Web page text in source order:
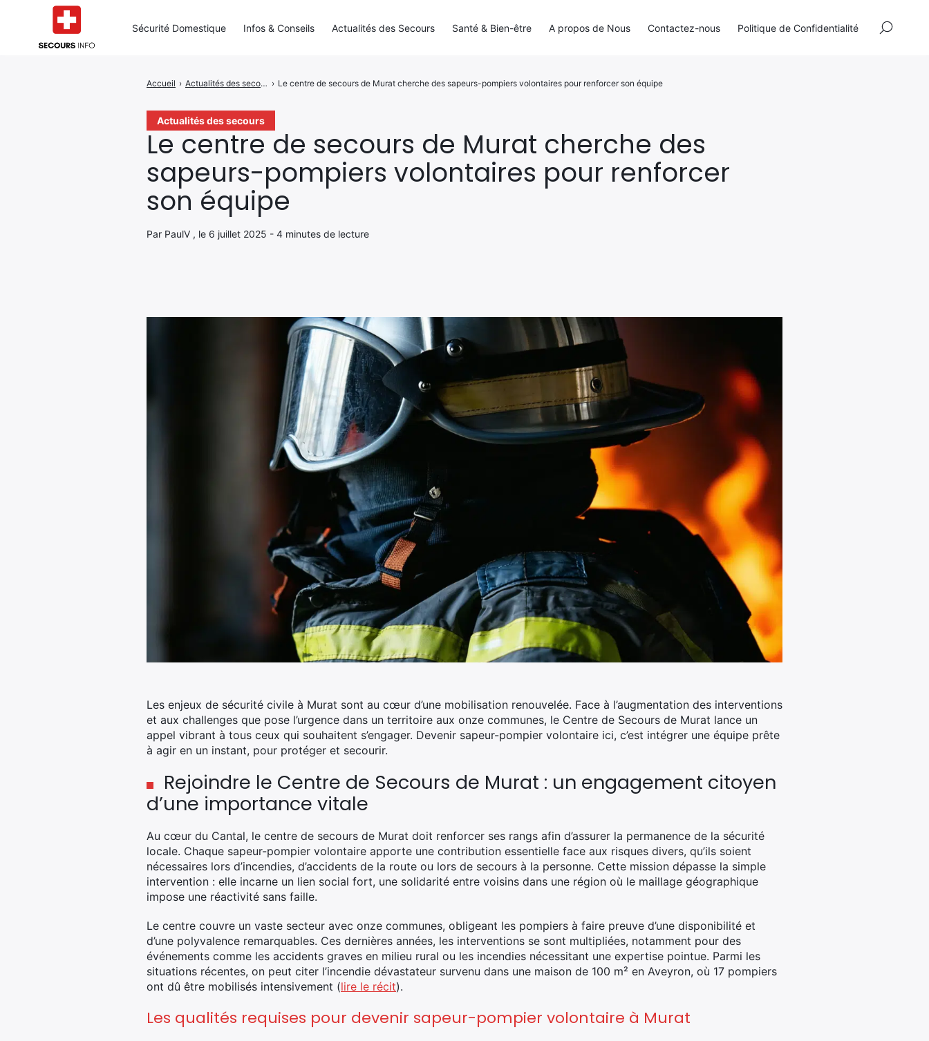
Actualités des secours
Le centre de secours de Murat cherche des
sapeurs-pompiers volontaires pour renforcer
son équipe
Par PaulV , le 6 juillet 2025 - 4 minutes de lecture
Accueil › Actualités des secours › Le centre de secours de Murat cherche des sapeurs-pompiers volontaires pour renforcer son équipe
Les enjeux de sécurité civile à Murat sont au cœur d’une mobilisation renouvelée. Face à l’augmentation des interventions
et aux challenges que pose l’urgence dans un territoire aux onze communes, le Centre de Secours de Murat lance un
appel vibrant à tous ceux qui souhaitent s’engager. Devenir sapeur-pompier volontaire ici, c’est intégrer une équipe prête
à agir en un instant, pour protéger et secourir.
Rejoindre le Centre de Secours de Murat : un engagement citoyen
d’une importance vitale
Au cœur du Cantal, le centre de secours de Murat doit renforcer ses rangs afin d’assurer la permanence de la sécurité
locale. Chaque sapeur-pompier volontaire apporte une contribution essentielle face aux risques divers, qu’ils soient
nécessaires lors d’incendies, d’accidents de la route ou lors de secours à la personne. Cette mission dépasse la simple
intervention : elle incarne un lien social fort, une solidarité entre voisins dans une région où le maillage géographique
impose une réactivité sans faille.
Le centre couvre un vaste secteur avec onze communes, obligeant les pompiers à faire preuve d’une disponibilité et
d’une polyvalence remarquables. Ces dernières années, les interventions se sont multipliées, notamment pour des
événements comme les accidents graves en milieu rural ou les incendies nécessitant une expertise pointue. Parmi les
situations récentes, on peut citer l’incendie dévastateur survenu dans une maison de 100 m² en Aveyron, où 17 pompiers
ont dû être mobilisés intensivement (lire le récit).
Les qualités requises pour devenir sapeur-pompier volontaire à Murat
Sécurité Domestique Infos & Conseils Actualités des Secours Santé & Bien-être A propos de Nous Contactez-nous Politique de Confidentialité
Rechercher